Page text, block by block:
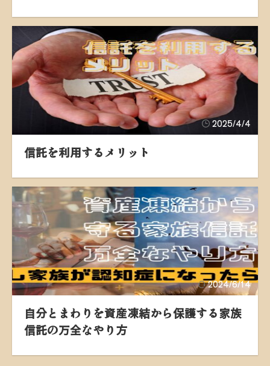
2025/4/4
信託を利用するメリット
2024/6/14
自分とまわりを資産凍結から保護する家族
信託の万全なやり方